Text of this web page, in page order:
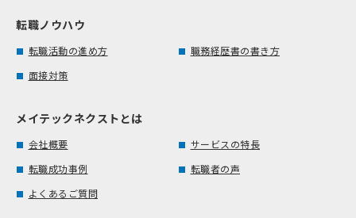
転職ノウハウ
転職活動の進め方
職務経歴書の書き方
面接対策
メイテックネクストとは
会社概要
サービスの特長
転職成功事例
転職者の声
よくあるご質問